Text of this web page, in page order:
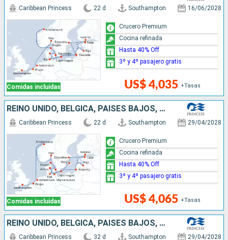
Comidas incluidas
Caribbean Princess 22 d Southampton 16/06/2028
US$ 4,035 +Tasas
Crucero Premium
Cocina refinada
Hasta 40% Off
3º y 4º pasajero gratis
REINO UNIDO, BÉLGICA, PAISES BAJOS, NORUEGA, DINAMARCA, LITUANIA, LETONIA, FINLANDIA, ESTONIA, SUECIA, ALEMANIA
Comidas incluidas
Caribbean Princess 22 d Southampton 29/04/2028
US$ 4,065 +Tasas
Crucero Premium
Cocina refinada
Hasta 40% Off
3º y 4º pasajero gratis
REINO UNIDO, BÉLGICA, PAISES BAJOS, NORUEGA, DINAMARCA, LITUANIA, LETONIA, FINLANDIA, ESTONIA, SUECIA, ALEMANIA, ISLANDIA
Caribbean Princess 32 d Southampton 29/04/2028